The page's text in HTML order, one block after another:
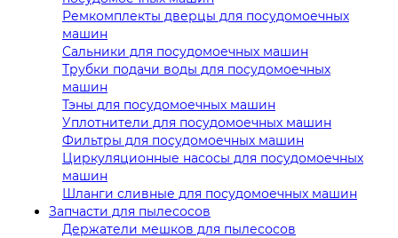
Ремкомплекты дверцы для посудомоечных
машин
Сальники для посудомоечных машин
Трубки подачи воды для посудомоечных
машин
Тэны для посудомоечных машин
Уплотнители для посудомоечных машин
Фильтры для посудомоечных машин
Циркуляционные насосы для посудомоечных
машин
Шланги сливные для посудомоечных машин
Запчасти для пылесосов
Держатели мешков для пылесосов